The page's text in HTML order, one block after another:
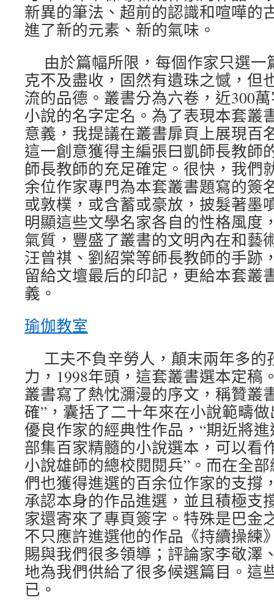
新異的筆法、超前的認識和喧嘩的
進了新的元素、新的氣味。
由於篇幅所限，每個作家只選
克不及盡收，固然有遺珠之憾，但
流的品德。叢書分為六卷，近300
小說的名字定名。為了表現本套叢
意義，我提議在叢書扉頁上展現百
這一創意獲得主編張曰凱師長教師
師長教師的充足確定。很快，我們
余位作家專門為本套叢書題寫的簽
或敦樸，或含蓄或豪放，披髮著墨
明顯這些文學名家各自的性格風度
氣質，豐盛了叢書的文明內在和藝
汪曾祺、劉紹棠等師長教師的手跡
留給文壇最后的印記，更給本套叢
義。
瑜伽教室
工夫不負辛勞人，顛末兩年多的
力，1998年頭，這套叢書選本定稿
叢書寫了熱忱瀰漫的序文，稱贊叢
確”，囊括了二十年來在小說範疇
優良作家的經典性作品，“期近將
部集百家精髓的小說選本，可以看
小說雄師的總校閱閱兵”。而在全
們也獲得進選的百余位作家的支撐
承認本身的作品進選，並且積極支
家還寄來了專頁簽字。特殊是巴金
不只應許進選他的作品《持續操練
賜與我們很多領導；評論家李敬澤
地為我們供給了很多候選篇目。這
已。